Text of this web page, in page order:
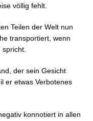
völlig fehlt.
Teilen der Welt nun
transportiert, wenn
der sein Gesicht
er etwas Verbotenes
konnotiert in allen